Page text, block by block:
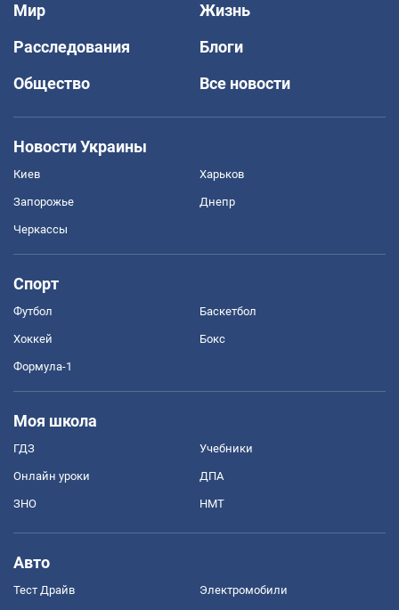
Мир
Жизнь
Расследования
Блоги
Общество
Все новости
Новости Украины
Киев Харьков
Запорожье Днепр
Черкассы
Спорт
Футбол Баскетбол
Хоккей Бокс
Формула-1
Моя школа
ГДЗ Учебники
Онлайн уроки ДПА
ЗНО НМТ
Авто
Тест Драйв Электромобили